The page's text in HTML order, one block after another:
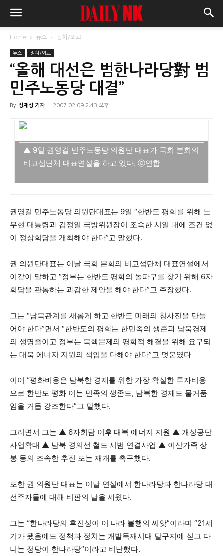
Home 뉴스 정치/외교
뉴스 정치/외교
“올해 대선은 범한나라당對 범
민주노동당 대결”
By 정재성 기자 - 2007.02.09 2:43 오후
▲ 9일 권영길 민주노동당 의원단 대표가 국회 본회의
비교섭단체 대표연설을 하고 있다. ⓒ연합
권영길 민주노동당 의원단대표는 9일 “한반도 평화를 위해 노
무현 대통령과 김정일 국방위원장이 조속한 시일 내에 조건 없
이 정상회담을 개최해야 한다”고 말했다.
권 의원단대표는 이날 국회 본회의 비교섭단체 대표연설에서
이같이 말하고 “정부는 한반도 평화의 돌파구를 찾기 위해 6자
회담을 관통하는 과감한 제안을 해야 한다”고 주장했다.
그는 “남북관계를 새롭게 하고 한반도 미래의 청사진을 만들
어야 한다”면서 “한반도의 평화는 한민족의 생존과 남북경제
의 생명줄이고 정부는 북핵문제의 평화적 해결을 위해 요구되
는 대북 에너지 지원의 책임을 다해야 한다”고 덧붙였다
이어 “평화비용은 남북한 경제를 위한 가장 확실한 투자비용
으로 한반도 평화 이는 민족의 생존도, 남북한 경제도 물거품
임을 거듭 강조한다”고 말했다.
그러면서 그는 ▲ 6자회담 이후 대북 에너지 지원 ▲ 개성공단
사업확대 ▲ 남북 경의선 철도 시범 연결사업 ▲ 이산가족 상
봉 등의 조속한 추진 또는 재개를 촉구했다.
또한 권 의원단 대표는 이날 연설에서 한나라당과 한나라당 대
선주자들에 대해 비판의 날을 세웠다.
그는 “한나라당의 후진성이 이 나라 불행의 씨앗”이라며 “21세
기가 됐음에도 정책과 정치는 개발독재시대 달구지에 싣고 다
니는 정당이 한나라당”이라고 비난했다.